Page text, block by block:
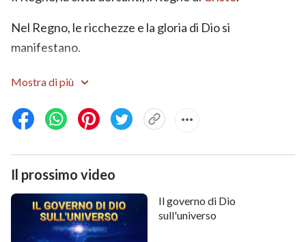
Nel Regno, le ricchezze e la gloria di Dio si
manifestano.
Il lampo viene da est e brilla fino a ovest.
La vera luce è qui, laparola di Dio
carne.
Il Salvatore è da tempo tornato, scendendo su una
nuvola bianca.
Oggi i santi sono stati rapiti dinanzi al trono per
adorare Dio.
Mostra di più
Il prossimo video
Il governo di Dio
sull'universo